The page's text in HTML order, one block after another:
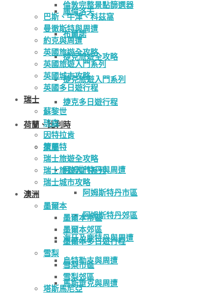
庫倫洛夫
布爾諾
捷克旅遊全攻略
捷克旅遊入門系列
捷克多日遊行程
荷蘭、比利時
荷蘭
阿姆斯特丹與周遭
阿姆斯特丹市區
阿姆斯特丹郊區
海牙及鹿特丹與周遭
烏特勒支與周遭
馬斯垂克與周遭
倫敦完整景點篩選器
巴斯、牛津、科茲窩
曼徹斯特與周遭
約克與周遭
英國旅遊全攻略
英國旅遊入門系列
英國城市攻略
英國多日遊行程
瑞士
蘇黎世
琉森
因特拉肯
策馬特
瑞士旅遊全攻略
瑞士旅遊入門系列
瑞士城市攻略
澳洲
墨爾本
墨爾本市區
墨爾本郊區
墨爾本多日遊行程
雪梨
雪梨市區
雪梨郊區
塔斯馬尼亞